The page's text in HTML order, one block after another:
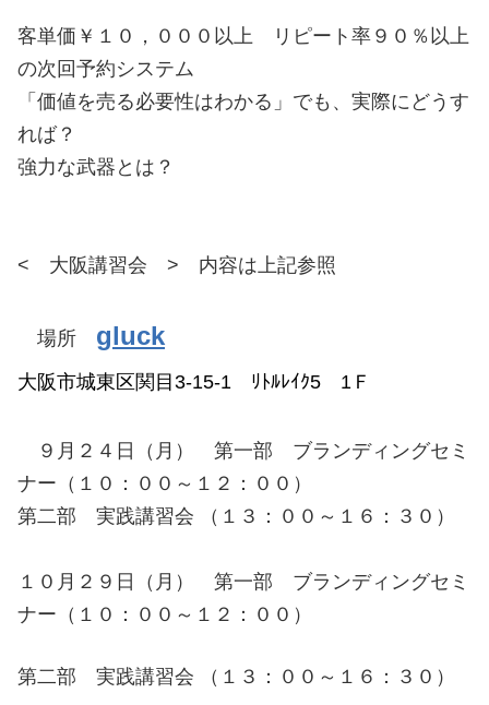
客単価￥１０，０００以上 リピート率９０％以上
の次回予約システム
「価値を売る必要性はわかる」でも、実際にどうす
れば？
強力な武器とは？
< 大阪講習会 > 内容は上記参照
場所 gluck
大阪市城東区関目3-15-1 ﾘﾄﾙﾚｲｸ5 1Ｆ
９月２４日（月） 第一部 ブランディングセミ
ナー（１０：００～１２：００）
第二部 実践講習会 （１３：００～１６：３０）
１０月２９日（月） 第一部 ブランディングセミ
ナー（１０：００～１２：００）
第二部 実践講習会 （１３：００～１６：３０）